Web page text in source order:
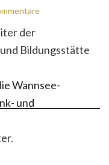
der
Bildungsstätte